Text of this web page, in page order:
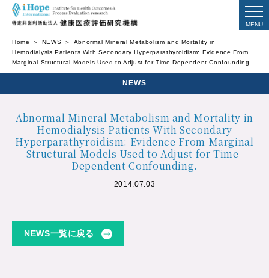
Home NEWS
Abnormal Mineral Metabolism and Mortality in
Hemodialysis Patients With Secondary Hyperparathyroidism: Evidence From
Marginal Structural Models Used to Adjust for Time-Dependent Confounding.
NEWS
Abnormal Mineral Metabolism and Mortality in
Hemodialysis Patients With Secondary
Hyperparathyroidism: Evidence From Marginal
Structural Models Used to Adjust for Time-
Dependent Confounding.
2014.07.03
NEWS一覧に戻る